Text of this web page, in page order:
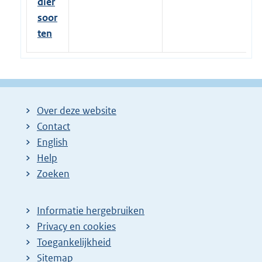
soor
ten
Over deze website
Contact
English
Help
Zoeken
Informatie hergebruiken
Privacy en cookies
Toegankelijkheid
Sitemap